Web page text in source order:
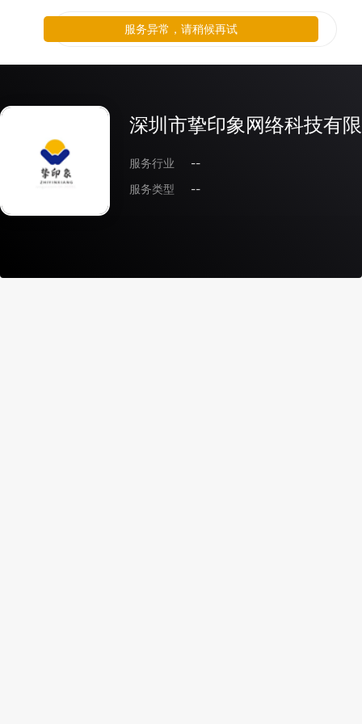
深圳市挚印象网络科技有
服务行业
--
服务类型
--
服务异常，请稍候再试